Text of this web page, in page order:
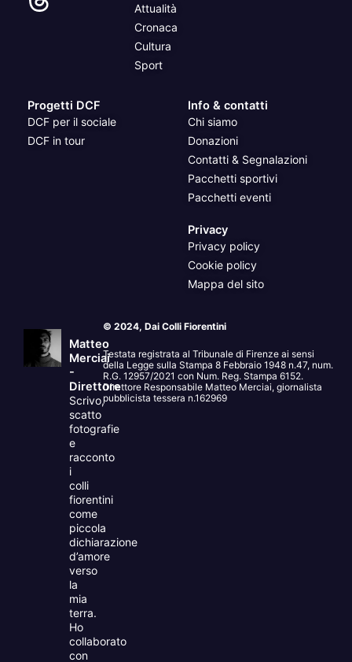
Attualità
Cronaca
Cultura
Sport
Progetti DCF
DCF per il sociale
DCF in tour
Info & contatti
Chi siamo
Donazioni
Contatti & Segnalazioni
Pacchetti sportivi
Pacchetti eventi
Privacy
Privacy policy
Cookie policy
Mappa del sito
Matteo
Merciai
-
Direttore
Scrivo,
scatto
fotografie
e
racconto
i
colli
fiorentini
come
piccola
dichiarazione
d’amore
verso
la
mia
terra.
Ho
collaborato
con
© 2024, Dai Colli Fiorentini
Testata registrata al Tribunale di Firenze ai sensi
della Legge sulla Stampa 8 Febbraio 1948 n.47, num.
R.G. 12957/2021 con Num. Reg. Stampa 6152.
Direttore Responsabile Matteo Merciai, giornalista
pubblicista tessera n.162969